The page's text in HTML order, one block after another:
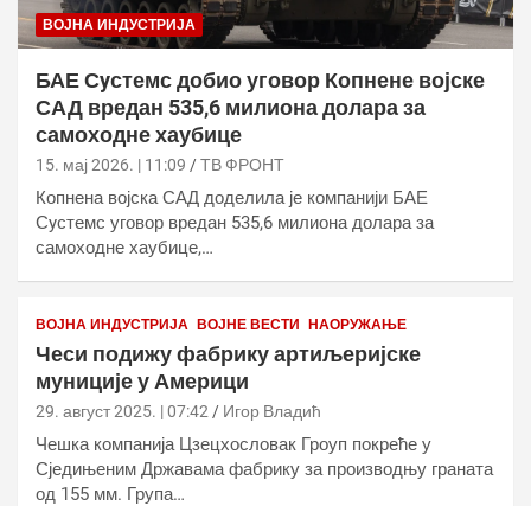
ВОЈНА ИНДУСТРИЈА
БАЕ Сyстемс добио уговор Копнене војске
САД вредан 535,6 милиона долара за
самоходне хаубице
15. мај 2026. | 11:09 ТВ ФРОНТ
Копнена војска САД доделила је компанији БАЕ
Сyстемс уговор вредан 535,6 милиона долара за
самоходне хаубице,…
ВОЈНА ИНДУСТРИЈА ВОЈНЕ ВЕСТИ НАОРУЖАЊЕ
Чеси подижу фабрику артиљеријске
муниције у Америци
29. август 2025. | 07:42 Игор Владић
Чешка компанија Цзецхословак Гроуп покреће у
Сједињеним Државама фабрику за производњу граната
од 155 мм. Група…